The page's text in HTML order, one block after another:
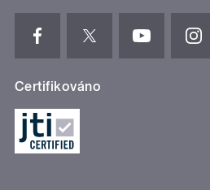
Certifikováno